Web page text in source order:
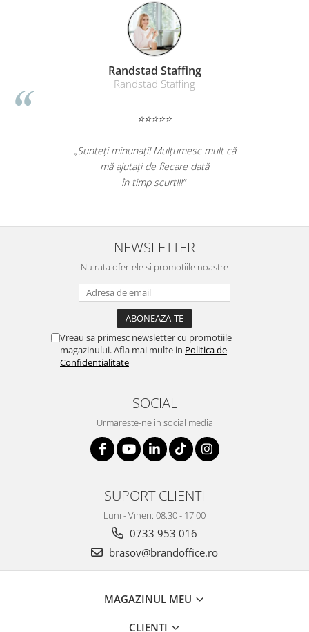
Ochelari de protectie si viziere
Masti de protectie respiratorie
Accesorii pentru protectia muncii
Sosete de lucru
Articole de unica folosinta
Copii - tricouri si hanorace
Sisteme de afisare
Ecrane de proiectie
Accesorii prezentare
Table magnetice (whiteboard-uri)
Electronice si accesorii tech
Gadgeturi mobile
Baterii si acumulatori
Cabluri si conectivitate
Incarcatoare cu fir si auto
Ceasuri smart - Smartwatch
Baterii externe - Powerbanks
Accesorii localizare (FindMy)
Standuri PC si suporturi
Randstad Staffing
Randstad Staffing
⭐⭐⭐⭐⭐
„Sunteți minunați! Mulțumesc mult că
mă ajutați de fiecare dată
în timp scurt!!!”
NEWSLETTER
Nu rata ofertele si promotiile noastre
Vreau sa primesc newsletter cu promotiile
magazinului. Afla mai multe in Politica de
Confidentialitate
SOCIAL
Urmareste-ne in social media
SUPORT CLIENTI
Luni - Vineri: 08.30 - 17:00
0733 953 016
brasov@brandoffice.ro
MAGAZINUL MEU
CLIENTI